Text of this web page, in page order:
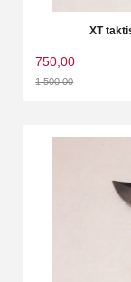
XT
750,00
1 500,00